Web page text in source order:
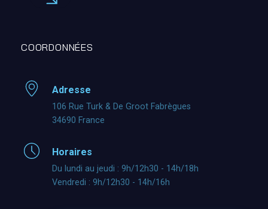
COORDONNÉES
Adresse
106 Rue Turk & De Groot Fabrègues
34690 France
Horaires
Du lundi au jeudi : 9h/12h30 - 14h/18h
Vendredi : 9h/12h30 - 14h/16h